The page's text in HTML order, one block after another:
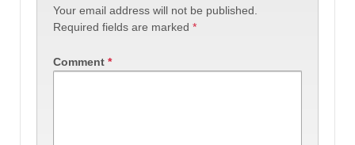
Your email address will not be published.
Required fields are marked *
Comment *